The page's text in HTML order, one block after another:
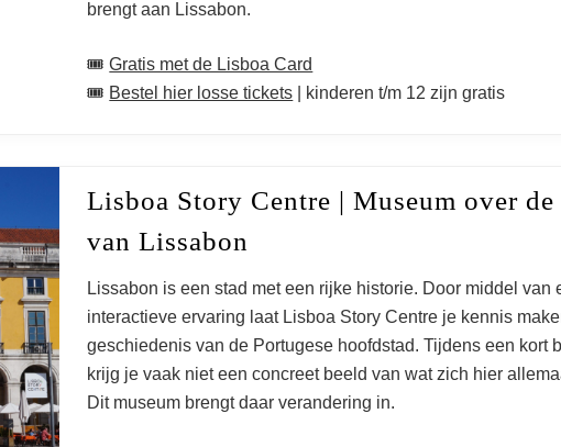
brengt aan Lissabon.
🎟️Gratis met de Lisboa Card
🎟️ Bestel hier losse tickets | kinderen t/m 12 zijn gratis
Lisboa Story Centre | Museum over de
van Lissabon
Lissabon is een stad met een rijke historie. Door middel van
interactieve ervaring laat Lisboa Story Centre je kennis
geschiedenis van de Portugese hoofdstad. Tijdens een kort
krijg je vaak niet een concreet beeld van wat zich hier
Dit museum brengt daar verandering in.